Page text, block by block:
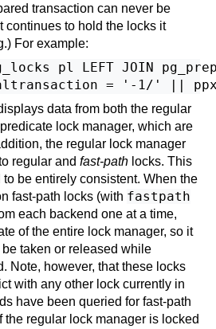
transaction can never be
continues to hold the locks it
For example:
pl LEFT JOIN
data from both the regular
lock manager, which are
the regular lock manager
regular and fast-path locks. This
be entirely consistent. When the
fast-path locks (with fastpath
each backend one at a time,
of the entire lock manager, so it
taken or released while
Note, however, that these locks
with any other lock currently in
have been queried for fast-path
the regular lock manager is locked